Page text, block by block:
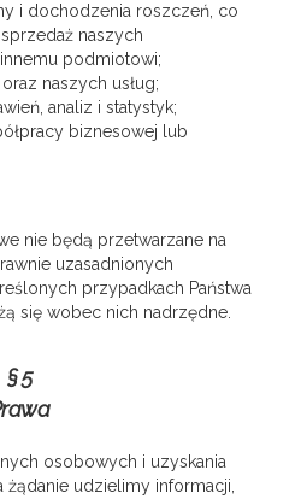
i dochodzenia roszczeń, co
naszych
podmiotowi;
naszych usług;
analiz i statystyk;
biznesowej lub
nie będą przetwarzane na
uzasadnionych
przypadkach Państwa
się wobec nich nadrzędne.
§ 5
osobowych i uzyskania
żądanie udzielimy informacji,